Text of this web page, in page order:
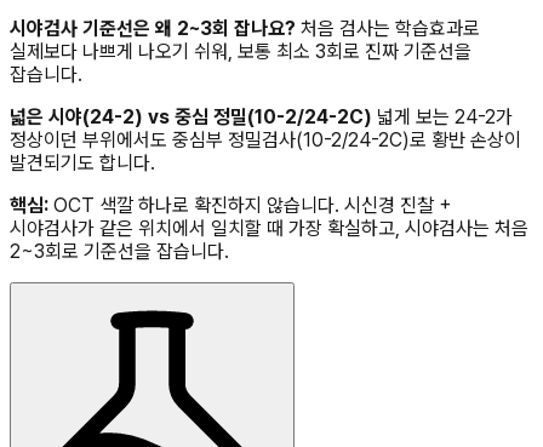
시야검사 기준선은 왜 2~3회 잡나요? 처음 검사는 학습효과로
실제보다 나쁘게 나오기 쉬워, 보통 최소 3회로 진짜 기준선을
잡습니다.
넓은 시야(24-2) vs 중심 정밀(10-2/24-2C) 넓게 보는 24-2가
정상이던 부위에서도 중심부 정밀검사(10-2/24-2C)로 황반 손상이
발견되기도 합니다.
핵심: OCT 색깔 하나로 확진하지 않습니다. 시신경 진찰 +
시야검사가 같은 위치에서 일치할 때 가장 확실하고, 시야검사는 처음
2~3회로 기준선을 잡습니다.